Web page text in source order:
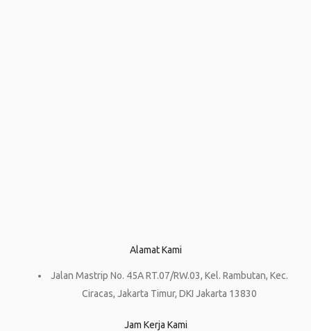
Alamat Kami
Jalan Mastrip No. 45A RT.07/RW.03, Kel. Rambutan, Kec.
Ciracas, Jakarta Timur, DKI Jakarta 13830
Jam Kerja Kami